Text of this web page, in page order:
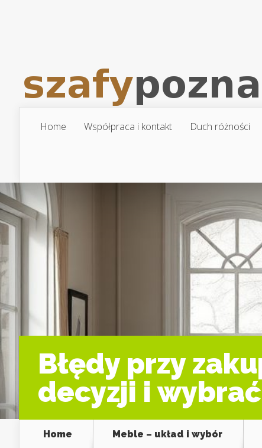
Home Współpraca i kontakt Duch różności
Błędy przy
decyzji i
Home Meble – układ i wybór